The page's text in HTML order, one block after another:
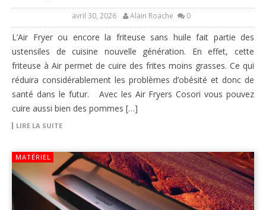
avril 30, 2026 Alain Roache 0
L’Air Fryer ou encore la friteuse sans huile fait partie des
ustensiles de cuisine nouvelle génération. En effet, cette
friteuse à Air permet de cuire des frites moins grasses. Ce qui
réduira considérablement les problèmes d’obésité et donc de
santé dans le futur. Avec les Air Fryers Cosori vous pouvez
cuire aussi bien des pommes […]
LIRE LA SUITE
MATÉRIEL